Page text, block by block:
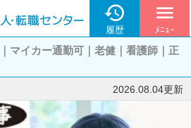

履歴
menu
ﾒﾆｭｰ
マイカー通勤可｜老健｜看護師｜正
2026.08.04更新